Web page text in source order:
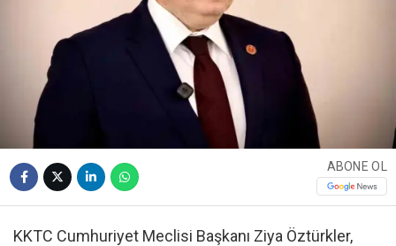
ABONE OL
KKTC Cumhuriyet Meclisi Başkanı Ziya Öztürkler,